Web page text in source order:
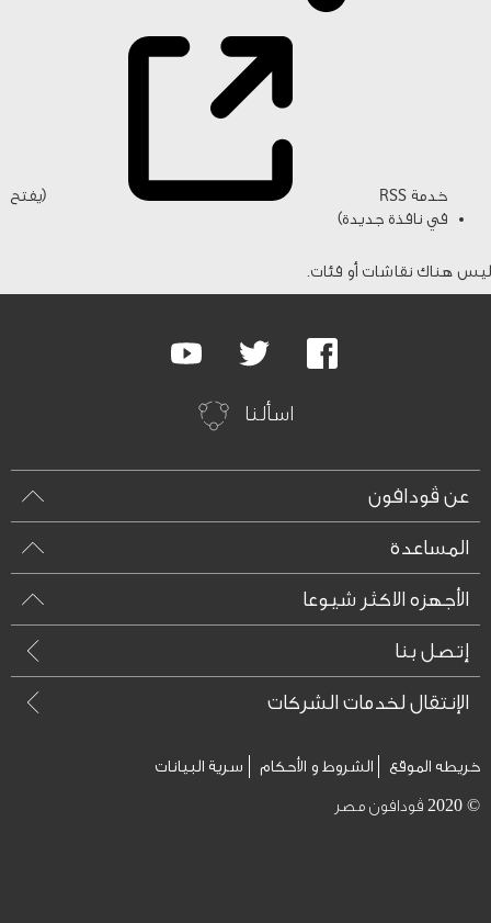
خدمة RSS
(يفتح
في نافذة جديدة)
ليس هناك نقاشات أو فئات.
Facebook
Twitter
Youtube
اسألنا
عن ڤودافون
المساعدة
الأجهزه الاكثر شيوعا
إتصل بنا
الإنتقال لخدمات الشركات
خريطه الموقع الشروط و الأحكام سرية البيانات
© 2020 ڤودافون مصر